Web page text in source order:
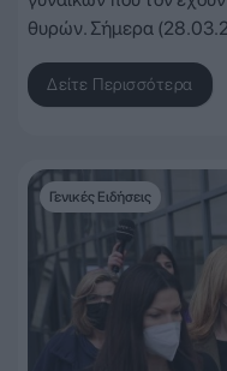
θυρών. Σήμερα
Δείτε Περισσότερα
Γενικές Ειδήσεις